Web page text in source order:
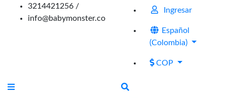
3214421256 /
info@babymonster.co
Ingresar
Español
(Colombia)
COP